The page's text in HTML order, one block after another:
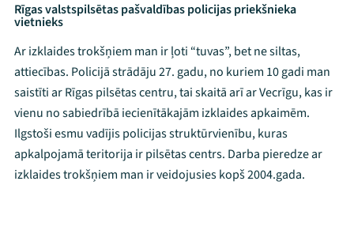
Rīgas valstspilsētas pašvaldības policijas priekšnieka
vietnieks
Ar izklaides trokšņiem man ir ļoti “tuvas”, bet ne siltas,
attiecības. Policijā strādāju 27. gadu, no kuriem 10 gadi man
saistīti ar Rīgas pilsētas centru, tai skaitā arī ar Vecrīgu, kas ir
vienu no sabiedrībā iecienītākajām izklaides apkaimēm.
Ilgstoši esmu vadījis policijas struktūrvienību, kuras
apkalpojamā teritorija ir pilsētas centrs. Darba pieredze ar
izklaides trokšņiem man ir veidojusies kopš 2004.gada.